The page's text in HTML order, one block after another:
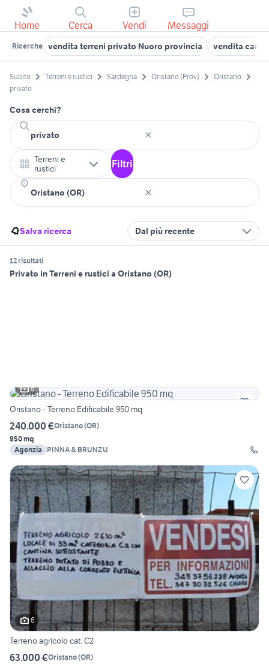
Home Cerca Vendi Messaggi
Ricerche vendita terreni privato Nuoro provincia vendita
Subito Terreni e rustici Sardegna Oristano (Prov)
Oristano
privato
Cosa cerchi?
Terreni e
rustici
Filtri
Salva ricerca Dal più recente
12 risultati
Privato in Terreni e rustici a Oristano (OR)
6
Oristano - Terreno Edificabile 950 mq
240.000 €Oristano(OR)
950 mq
Agenzia
PINNA & BRUNZU
6
Terreno agricolo cat. C2
63.000 €Oristano(OR)